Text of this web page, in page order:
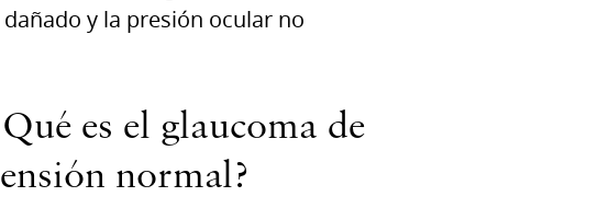
y la presión ocular no
es el glaucoma de
normal?